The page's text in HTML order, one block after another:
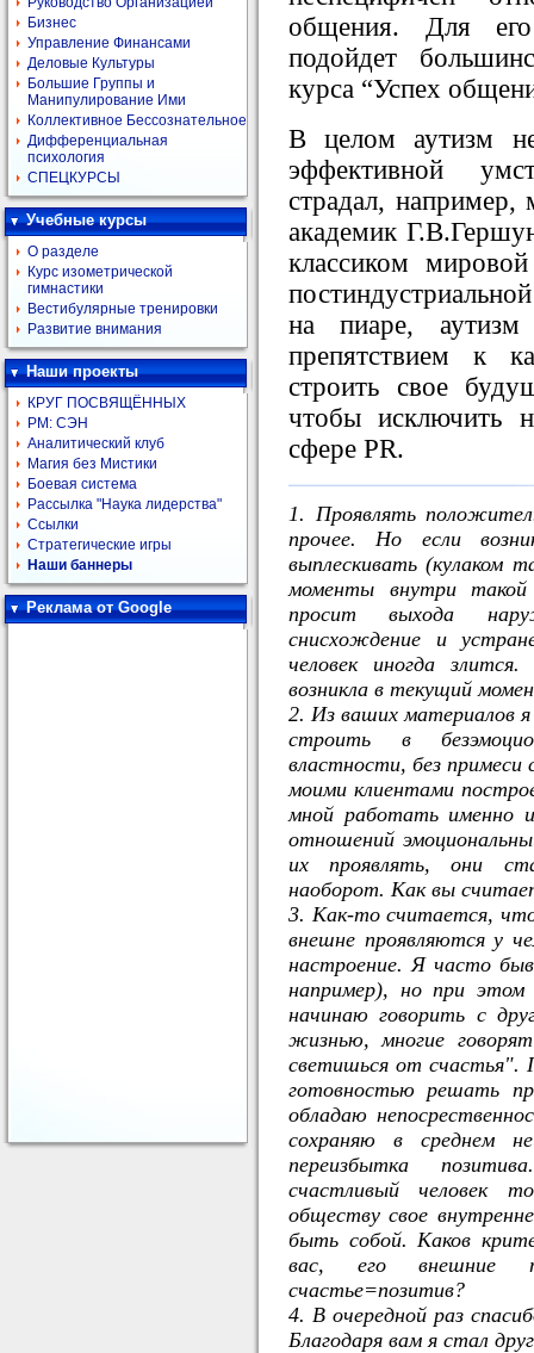
Бизнес
Управление Финансами
Деловые Культуры
Большие Группы и
Манипулирование Ими
Коллективное Бессознательное
Дифференциальная
психология
СПЕЦКУРСЫ
Учебные курсы
О разделе
Курс изометрической
гимнастики
Вестибулярные тренировки
Развитие внимания
Наши проекты
КРУГ ПОСВЯЩЁННЫХ
РМ: СЭН
Аналитический клуб
Магия без Мистики
Боевая система
Рассылка "Наука лидерства"
Ссылки
Стратегические игры
Наши баннеры
Реклама от Google
общения. Для
подойдет
курса “Успех
В целом аутизм
эффективной
страдал,
академик
классиком
на пиаре, аутизм
препятствием к
строить свое
чтобы исключить
сфере PR.
1. Проявлять
прочее. Но если
выплескивать (кулаком
моменты внутри
просит выхода
снисхождение и
человек иногда
возникла в текущий
2. Из ваших материалов
строить в
властности, без примеси
моими клиентами
мной работать именно
отношений
их проявлять, они
наоборот. Как вы
3. Как-то считается,
внешне проявляются у
настроение. Я часто
например), но при
начинаю говорить с
жизнью, многие
светишься от счастья".
готовностью решать
обладаю
сохраняю в среднем
переизбытка
счастливый человек
обществу свое
быть собой. Каков
вас, его внешние
счастье=позитив?
4. В очередной раз
Благодаря вам я стал